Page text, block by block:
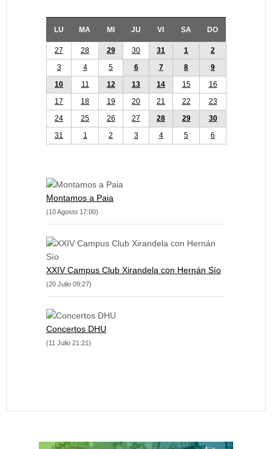
LU MA MI JU VI SA DO
27 28 29 30 31 1
2
3
4 5 6 7 8
9
10
11 12 13 14 15
16
17
18 19 20 21 22
23
24
25 26 27 28 29
30
31
1 2 3 4 5 6
Montamos a Paia
(10 Agosto 17:00)
XXIV Campus Club Xirandela con Hernán Sío
(20 Julio 09:27)
Concertos DHU
(11 Julio 21:21)